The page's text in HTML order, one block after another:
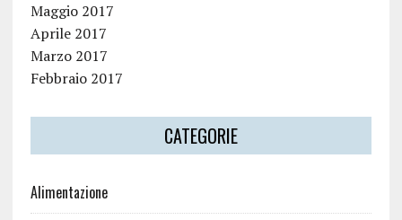
Maggio 2017
Aprile 2017
Marzo 2017
Febbraio 2017
CATEGORIE
Alimentazione